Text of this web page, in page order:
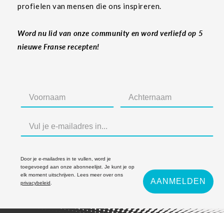
profielen van mensen die ons inspireren.
Word nu lid van onze community en word verliefd op 5
nieuwe Franse recepten!
Door je e-mailadres in te vullen, word je
toegevoegd aan onze abonneelijst. Je kunt je op
elk moment uitschrijven. Lees meer over ons
privacybeleid
AANMELDEN